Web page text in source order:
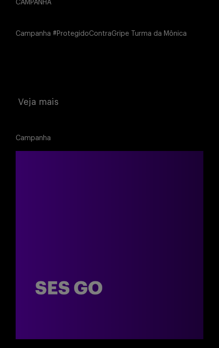
CAMPANHA
Campanha #ProtegidoContraGripe Turma da Mônica
Veja mais
Campanha